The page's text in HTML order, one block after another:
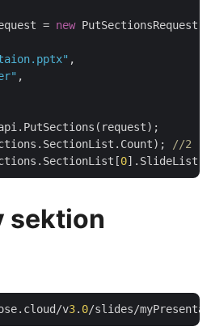
= new PutSectionsRequest
,
,
//2
0
sektion
v3. 0/slides/